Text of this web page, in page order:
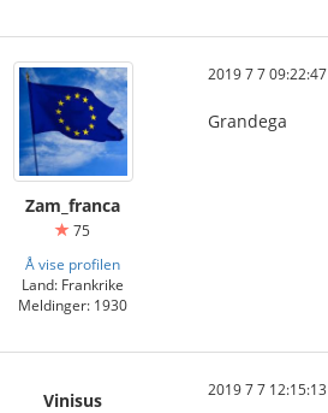
Zam_franca
75
Å vise profilen
Land: Frankrike
Meldinger: 1930
2019 7 7 09:22:47
Grandega
Vinisus 2019 7 7 12:15:13